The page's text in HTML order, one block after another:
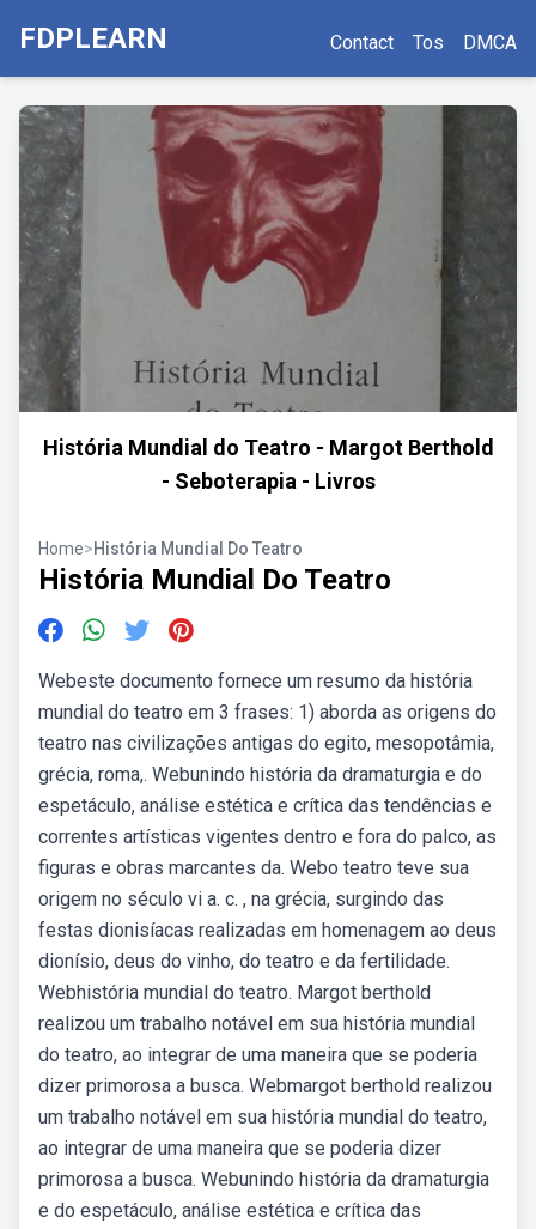
FDPLEARN Contact Tos DMCA
História Mundial do Teatro - Margot Berthold
- Seboterapia - Livros
Home>História Mundial Do Teatro
História Mundial Do Teatro
Webeste documento fornece um resumo da história
mundial do teatro em 3 frases: 1) aborda as origens do
teatro nas civilizações antigas do egito, mesopotâmia,
grécia, roma,. Webunindo história da dramaturgia e do
espetáculo, análise estética e crítica das tendências e
correntes artísticas vigentes dentro e fora do palco, as
figuras e obras marcantes da. Webo teatro teve sua
origem no século vi a. c. , na grécia, surgindo das
festas dionisíacas realizadas em homenagem ao deus
dionísio, deus do vinho, do teatro e da fertilidade.
Webhistória mundial do teatro. Margot berthold
realizou um trabalho notável em sua história mundial
do teatro, ao integrar de uma maneira que se poderia
dizer primorosa a busca. Webmargot berthold realizou
um trabalho notável em sua história mundial do teatro,
ao integrar de uma maneira que se poderia dizer
primorosa a busca. Webunindo história da dramaturgia
e do espetáculo, análise estética e crítica das